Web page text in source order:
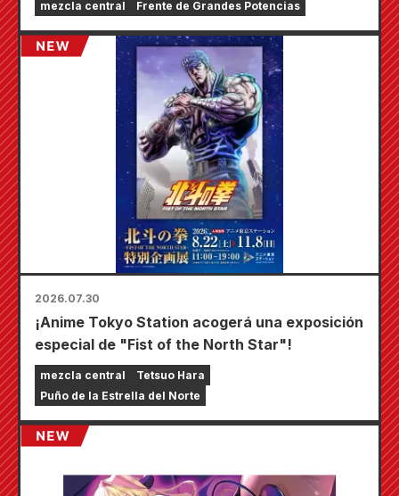
las tiendas Animate de todo el país a partir del
20 de agosto, donde podrás conseguir una
minitarjeta especialmente dibujada (¡4 tipos
mezcla central Frente de Grandes Potencias
2026.07.30
¡Anime Tokyo Station acogerá una exposición
especial de "Fist of the North Star"!
mezcla central
Tetsuo Hara
Puño de la Estrella del Norte